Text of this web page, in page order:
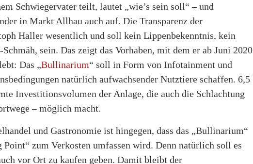
Schwiegervater teilt, lautet „wie’s sein soll“ – und
in Markt Allhau auch auf. Die Transparenz der
Haller wesentlich und soll kein Lippenbekenntnis, kein
sein. Das zeigt das Vorhaben, mit dem er ab Juni 2020
Das „Bullinarium“ soll in Form von Infotainment und
natürlich aufwachsender Nutztiere schaffen. 6,5
Investitionsvolumen der Anlage, die auch die Schlachtung
– möglich macht.
und Gastronomie ist hingegen, dass das „Bullinarium“
zum Verkosten umfassen wird. Denn natürlich soll es
vor Ort zu kaufen geben. Damit bleibt der